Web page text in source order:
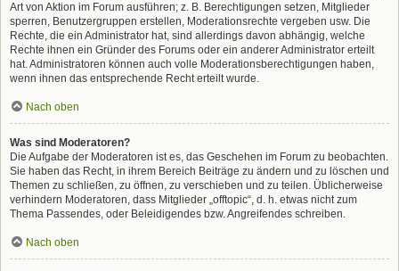
Art von Aktion im Forum ausführen; z. B. Berechtigungen setzen, Mitglieder
sperren, Benutzergruppen erstellen, Moderationsrechte vergeben usw. Die
Rechte, die ein Administrator hat, sind allerdings davon abhängig, welche
Rechte ihnen ein Gründer des Forums oder ein anderer Administrator erteilt
hat. Administratoren können auch volle Moderationsberechtigungen haben,
wenn ihnen das entsprechende Recht erteilt wurde.
Nach oben
Was sind Moderatoren?
Die Aufgabe der Moderatoren ist es, das Geschehen im Forum zu beobachten.
Sie haben das Recht, in ihrem Bereich Beiträge zu ändern und zu löschen und
Themen zu schließen, zu öffnen, zu verschieben und zu teilen. Üblicherweise
verhindern Moderatoren, dass Mitglieder „offtopic“, d. h. etwas nicht zum
Thema Passendes, oder Beleidigendes bzw. Angreifendes schreiben.
Nach oben